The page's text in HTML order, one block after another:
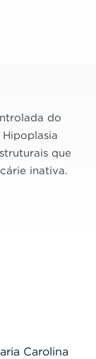
do
que
inativa.
Carolina